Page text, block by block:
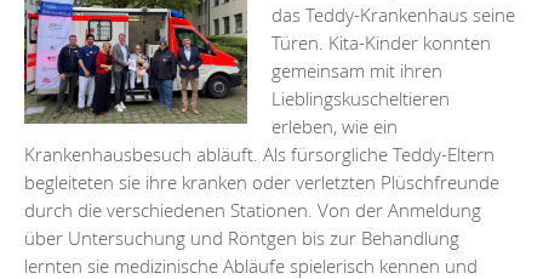
das Teddy-Krankenhaus seine
Türen. Kita-Kinder konnten
gemeinsam mit ihren
Lieblingskuscheltieren
erleben, wie ein
Krankenhausbesuch abläuft. Als fürsorgliche Teddy-Eltern
begleiteten sie ihre kranken oder verletzten Plüschfreunde
durch die verschiedenen Stationen. Von der Anmeldung
über Untersuchung und Röntgen bis zur Behandlung
lernten sie medizinische Abläufe spielerisch kennen und